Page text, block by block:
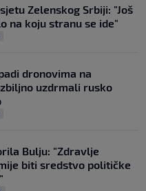
Zelenskog Srbiji: "Još
na koju stranu se ide"
dronovima na
uzdrmali rusko
Bulju: "Zdravlje
biti sredstvo političke